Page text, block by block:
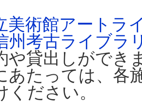
美術館アートラ
州考古ライブラ
や貸出しができ
あたっては、各
ください。